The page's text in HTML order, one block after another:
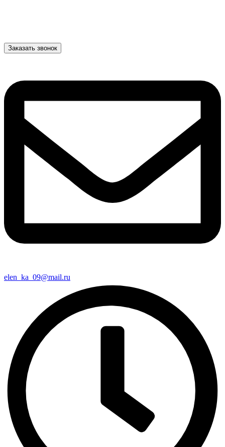
Заказать звонок
elen_ka_09@mail.ru